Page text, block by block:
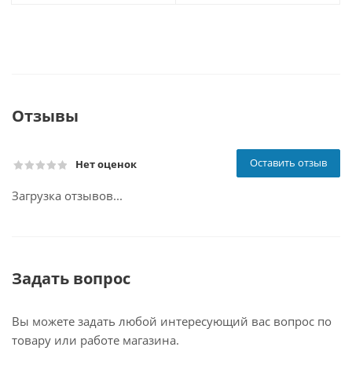
Отзывы
Нет оценок Оставить отзыв
Загрузка отзывов...
Задать вопрос
Вы можете задать любой интересующий вас вопрос по
товару или работе магазина.